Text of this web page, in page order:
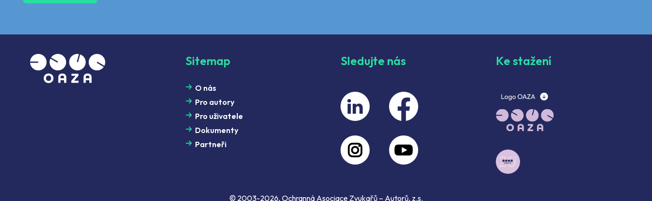
Sitemap
O nás
Pro autory
Pro uživatele
Dokumenty
Partneři
Sledujte nás Ke stažení
© 2003-2026, Ochranná Asociace Zvukařů – Autorů, z.s.